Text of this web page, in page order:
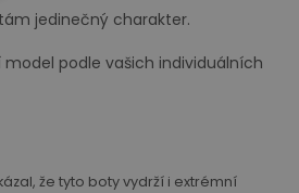
jedinečný charakter.
podle vašich individuálních
že tyto boty vydrží i extrémní